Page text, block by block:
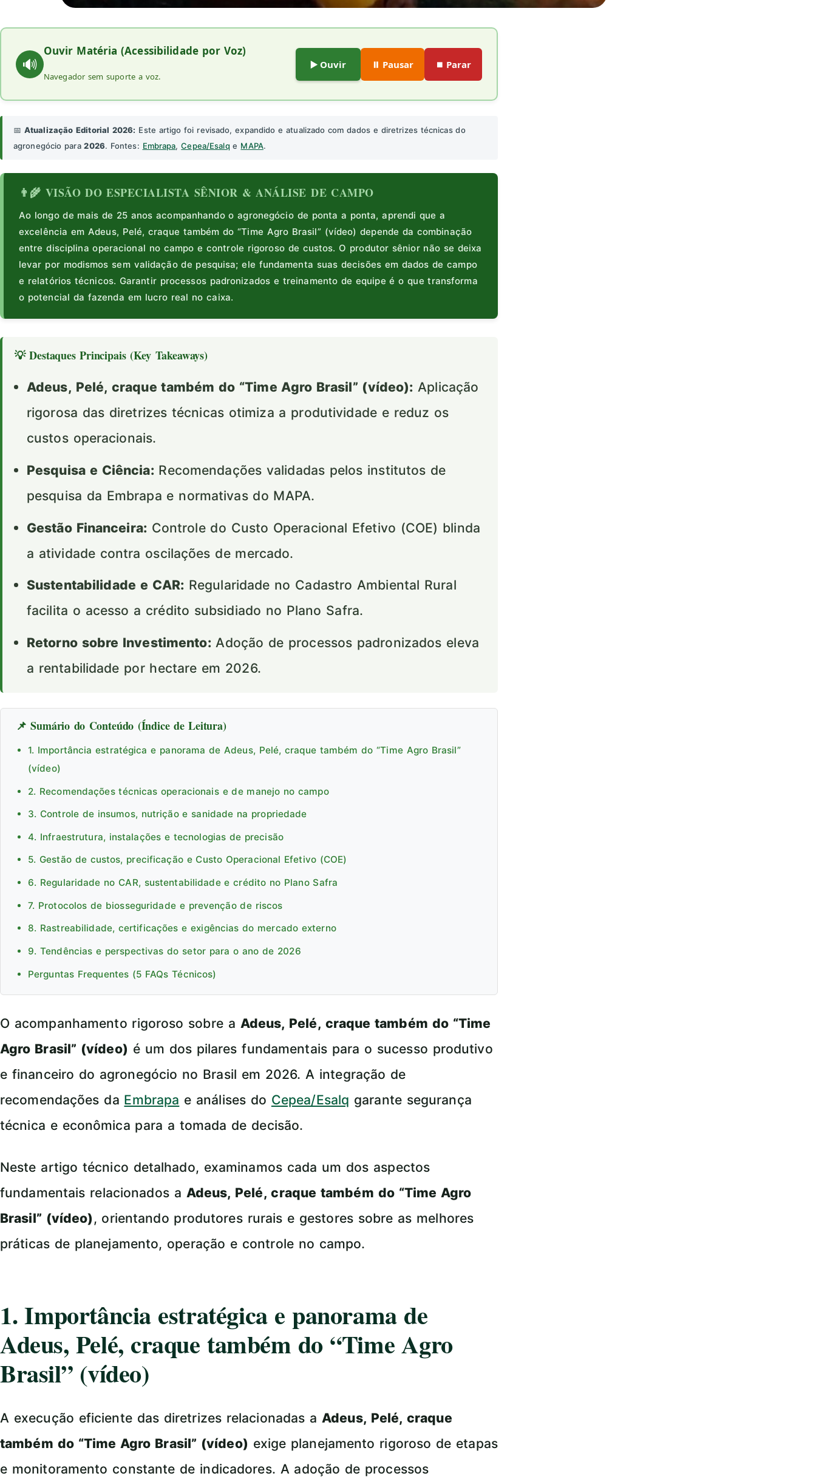
🔊
Ouvir Matéria (Acessibilidade por Voz)
Navegador sem suporte a voz.
▶️ Ouvir ⏸️ Pausar ⏹️ Parar
📅 Atualização Editorial 2026: Este artigo foi revisado, expandido e atualizado com dados e diretrizes técnicas do
agronegócio para2026. Fontes: Embrapa,Cepea/Esalq e MAPA.
👨‍🌾 VISÃO DO ESPECIALISTA SÊNIOR & ANÁLISE DE CAMPO
Ao longo de mais de 25 anos acompanhando o agronegócio de ponta a ponta, aprendi que a
excelência em Adeus, Pelé, craque também do “Time Agro Brasil” (vídeo) depende da combinação
entre disciplina operacional no campo e controle rigoroso de custos. O produtor sênior não se deixa
levar por modismos sem validação de pesquisa; ele fundamenta suas decisões em dados de campo
e relatórios técnicos. Garantir processos padronizados e treinamento de equipe é o que transforma
o potencial da fazenda em lucro real no caixa.
💡 Destaques Principais (Key Takeaways)
Adeus, Pelé, craque também do “Time Agro Brasil” (vídeo): Aplicação
rigorosa das diretrizes técnicas otimiza a produtividade e reduz os
custos operacionais.
Pesquisa e Ciência:Recomendações validadas pelos institutos de
pesquisa da Embrapa e normativas do MAPA.
Gestão Financeira:Controle do Custo Operacional Efetivo (COE) blinda
a atividade contra oscilações de mercado.
Sustentabilidade e CAR: Regularidade no Cadastro Ambiental Rural
facilita o acesso a crédito subsidiado no Plano Safra.
Retorno sobre Investimento:Adoção de processos padronizados eleva
a rentabilidade por hectare em 2026.
📌 Sumário do Conteúdo (Índice de Leitura)
1. Importância estratégica e panorama de Adeus, Pelé, craque também do “Time Agro Brasil”
(vídeo)
2. Recomendações técnicas operacionais e de manejo no campo
3. Controle de insumos, nutrição e sanidade na propriedade
4. Infraestrutura, instalações e tecnologias de precisão
5. Gestão de custos, precificação e Custo Operacional Efetivo (COE)
6. Regularidade no CAR, sustentabilidade e crédito no Plano Safra
7. Protocolos de biosseguridade e prevenção de riscos
8. Rastreabilidade, certificações e exigências do mercado externo
9. Tendências e perspectivas do setor para o ano de 2026
Perguntas Frequentes (5 FAQs Técnicos)
O acompanhamento rigoroso sobre a Adeus, Pelé, craque também do “Time
Agro Brasil” (vídeo) é um dos pilares fundamentais para o sucesso produtivo
e financeiro do agronegócio no Brasil em 2026. A integração de
recomendações da Embrapa e análises do Cepea/Esalq garante segurança
técnica e econômica para a tomada de decisão.
Neste artigo técnico detalhado, examinamos cada um dos aspectos
fundamentais relacionados a Adeus, Pelé, craque também do “Time Agro
Brasil” (vídeo), orientando produtores rurais e gestores sobre as melhores
práticas de planejamento, operação e controle no campo.
1. Importância estratégica e panorama de
Adeus, Pelé, craque também do “Time Agro
Brasil” (vídeo)
A execução eficiente das diretrizes relacionadas a Adeus, Pelé, craque
também do “Time Agro Brasil” (vídeo) exige planejamento rigoroso de etapas
e monitoramento constante de indicadores. A adoção de processos